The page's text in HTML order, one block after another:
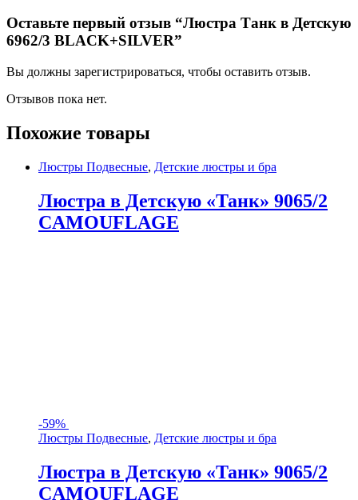
Оставьте первый отзыв “Люстра Танк в Детскую
6962/3 BLACK+SILVER”
Вы должны зарегистрироваться, чтобы оставить отзыв.
Отзывов пока нет.
Похожие товары
Люстры Подвесные, Детские люстры и бра
Люстра в Детскую «Танк» 9065/2
CAMOUFLAGE
-59%
Люстры Подвесные, Детские люстры и бра
Люстра в Детскую «Танк» 9065/2
CAMOUFLAGE